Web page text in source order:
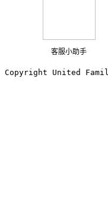
客服小助手
Copyright United